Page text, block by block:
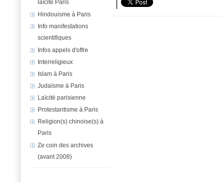
laïcité Paris
Hindouisme à Paris
Info manifestations
scientifiques
Infos appels d'offre
Interreligieux
Islam à Paris
Judaïsme à Paris
Laïcité parisienne
Protestantisme à Paris
Religion(s) chinoise(s) à
Paris
Ze coin des archives
(avant 2008)